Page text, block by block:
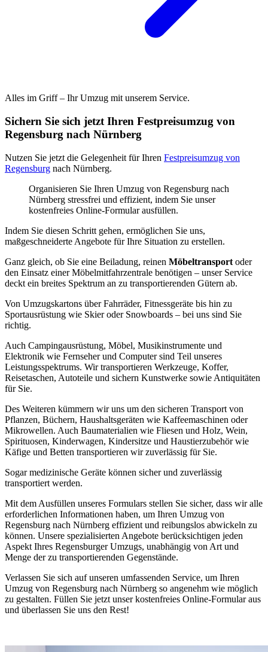
Alles im Griff – Ihr Umzug mit unserem Service.
Sichern Sie sich jetzt Ihren Festpreisumzug von
Regensburg nach Nürnberg
Nutzen Sie jetzt die Gelegenheit für Ihren Festpreisumzug von
Regensburg nach Nürnberg.
Organisieren Sie Ihren Umzug von Regensburg nach
Nürnberg stressfrei und effizient, indem Sie unser
kostenfreies Online-Formular ausfüllen.
Indem Sie diesen Schritt gehen, ermöglichen Sie uns,
maßgeschneiderte Angebote für Ihre Situation zu erstellen.
Ganz gleich, ob Sie eine Beiladung, reinen Möbeltransport oder
den Einsatz einer Möbelmitfahrzentrale benötigen – unser Service
deckt ein breites Spektrum an zu transportierenden Gütern ab.
Von Umzugskartons über Fahrräder, Fitnessgeräte bis hin zu
Sportausrüstung wie Skier oder Snowboards – bei uns sind Sie
richtig.
Auch Campingausrüstung, Möbel, Musikinstrumente und
Elektronik wie Fernseher und Computer sind Teil unseres
Leistungsspektrums. Wir transportieren Werkzeuge, Koffer,
Reisetaschen, Autoteile und sichern Kunstwerke sowie Antiquitäten
für Sie.
Des Weiteren kümmern wir uns um den sicheren Transport von
Pflanzen, Büchern, Haushaltsgeräten wie Kaffeemaschinen oder
Mikrowellen. Auch Baumaterialien wie Fliesen und Holz, Wein,
Spirituosen, Kinderwagen, Kindersitze und Haustierzubehör wie
Käfige und Betten transportieren wir zuverlässig für Sie.
Sogar medizinische Geräte können sicher und zuverlässig
transportiert werden.
Mit dem Ausfüllen unseres Formulars stellen Sie sicher, dass wir alle
erforderlichen Informationen haben, um Ihren Umzug von
Regensburg nach Nürnberg effizient und reibungslos abwickeln zu
können. Unsere spezialisierten Angebote berücksichtigen jeden
Aspekt Ihres Regensburger Umzugs, unabhängig von Art und
Menge der zu transportierenden Gegenstände.
Verlassen Sie sich auf unseren umfassenden Service, um Ihren
Umzug von Regensburg nach Nürnberg so angenehm wie möglich
zu gestalten. Füllen Sie jetzt unser kostenfreies Online-Formular aus
und überlassen Sie uns den Rest!